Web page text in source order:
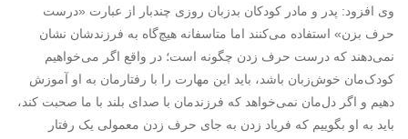
وی افزود: پدر و مادر کودکان بدزبان روزی چندبار از عبارت «درست
حرف بزن» استفاده می‌کنند اما متاسفانه هیچ‌گاه به فرزندشان نشان
نمی‌دهند که درست حرف زدن چگونه است؛ در واقع اگر می‌خواهیم
کودک‌مان خوش‌زبان باشد، باید این مهارت را با رفتارمان به او آموزش
دهیم و اگر دل‌مان نمی‌خواهد که فرزندمان با صدای بلند با ما صحبت کند،
باید به او بگوییم که فریاد زدن به جای حرف زدن معمولی یک رفتار